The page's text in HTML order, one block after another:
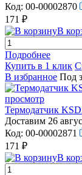
Код: 00-00002870
171 ₽
В
Подробнее
Купить в 1 клик
В избранное Под
просмотр
Термодатчик
Доставим 26
Код: 00-00002871
171 ₽
В